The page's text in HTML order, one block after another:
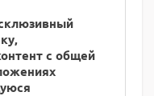
с общей